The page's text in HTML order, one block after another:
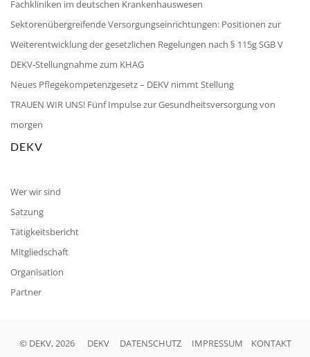
Fachkliniken im deutschen Krankenhauswesen
Sektorenübergreifende Versorgungseinrichtungen: Positionen zur
Weiterentwicklung der gesetzlichen Regelungen nach § 115g SGB V
DEKV-Stellungnahme zum KHAG
Neues Pflegekompetenzgesetz – DEKV nimmt Stellung
TRAUEN WIR UNS! Fünf Impulse zur Gesundheitsversorgung von
morgen
DEKV
Wer wir sind
Satzung
Tätigkeitsbericht
Mitgliedschaft
Organisation
Partner
© DEKV, 2026 DEKV DATENSCHUTZ IMPRESSUM KONTAKT